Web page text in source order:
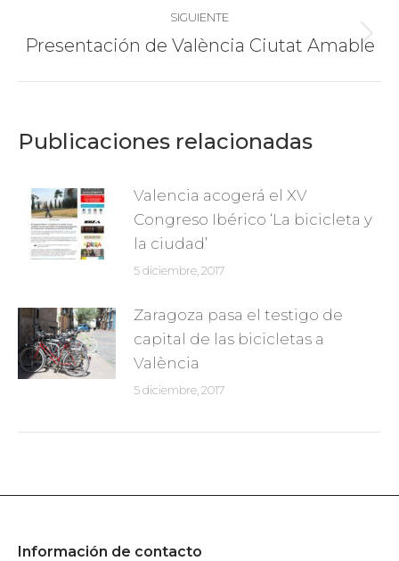
SIGUIENTE
Publicación
Presentación de València Ciutat Amable
Publicaciones relacionadas
Valencia acogerá el XV
Congreso Ibérico ‘La bicicleta y
la ciudad’
5 diciembre, 2017
Zaragoza pasa el testigo de
capital de las bicicletas a
València
5 diciembre, 2017
Información de contacto